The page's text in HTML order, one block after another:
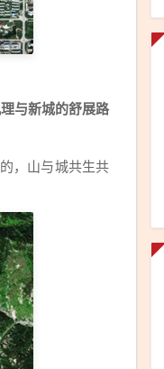
与新城的舒展路
，山与城共生共